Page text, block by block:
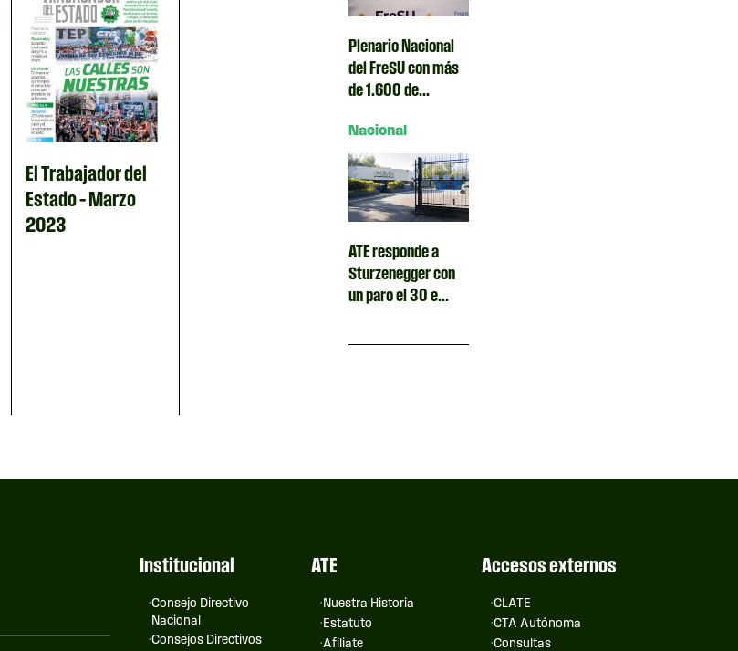
El Trabajador del
Estado – Marzo
2023
Plenario Nacional
del FreSU con más
de 1.600 de...
Nacional
ATE responde a
Sturzenegger con
un paro el 30 e...
Institucional
Consejo Directivo
Nacional
Consejos Directivos
ATE
Nuestra Historia
Estatuto
Afiliate
Accesos externos
CLATE
CTA Autónoma
Consultas